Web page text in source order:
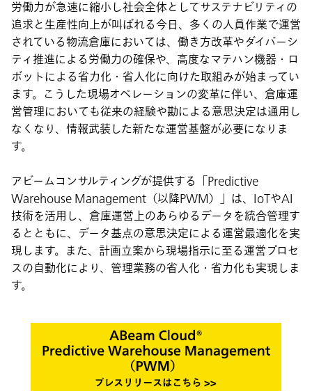
労働力が急速に縮小し社会全体としてサステナビリティの
追求と生産性向上が叫ばれる今日、多くの人員作業で運営
されている物流倉庫においては、働き方改革やダイバーシ
ティ推進による労働力の確保や、高度なマテハン機器・ロ
ボットによる省力化・省人化に向けた取組みが始まってい
ます。こうした現場オペレーションの変革に伴い、倉庫運
営管理においても従来の経験や勘による意思決定は通用し
なくなり、情報武装した新たな運営基盤が必要になりま
す。
アビームコンサルティングが提供する「Predictive
Warehouse Management（以降PWM）」は、IoTやAI
技術を活用し、倉庫運営上のあらゆるデータを統合管理す
るとともに、データ基点の意思決定による運営最適化を実
現します。また、計画立案から現場指示に至る運営プロセ
スの自動化により、管理業務の省人化・省力化も実現しま
す。